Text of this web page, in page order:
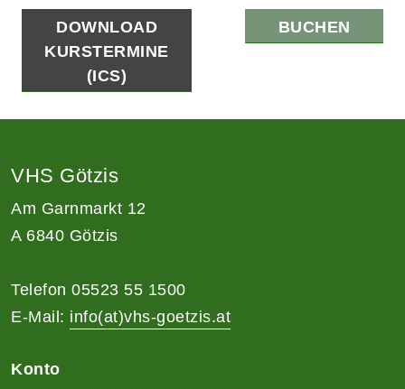
DOWNLOAD
KURSTERMINE
(ICS)
BUCHEN
VHS Götzis
Am Garnmarkt 12
A 6840 Götzis
Telefon 05523 55 1500
E-Mail: info(at)vhs-goetzis.at
Konto